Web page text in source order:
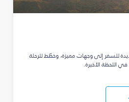
للسفر إلى وجهات مميزة، وخطّط للرحلة
اللحظة الأخيرة.